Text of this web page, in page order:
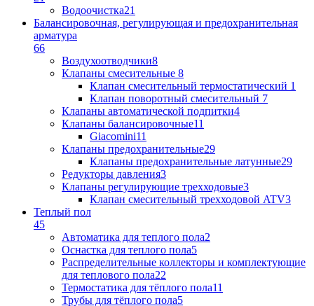
Водоочистка21
Балансировочная, регулирующая и предохранительная
арматура
66
Воздухоотводчики8
Клапаны cмесительные 8
Клапан cмесительный термостатический 1
Клапан поворотный cмесительный 7
Клапаны автоматической подпитки4
Клапаны балансировочные11
Giacomini11
Клапаны предохранительные29
Клапаны предохранительные латунные29
Редукторы давления3
Клапаны регулирующие трехходовые3
Клапан смесительный трехходовой ATV3
Теплый пол
45
Автоматика для теплого пола2
Оснастка для теплого пола5
Распределительные коллекторы и комплектующие
для теплового пола22
Термостатика для тёплого пола11
Трубы для тёплого пола5